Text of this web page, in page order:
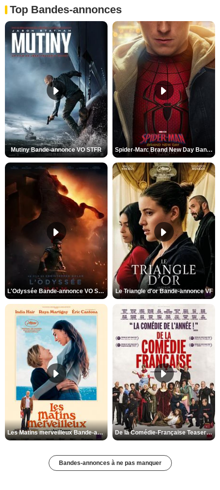
Top Bandes-annonces
Mutiny Bande-annonce VO STFR Spider-Man: Brand New Day Bande-annonce VO STFR
L'Odyssée Bande-annonce VO STFR Le Triangle d'or Bande-annonce VF
Les Matins merveilleux Bande-annonce VF De la Comédie-Française Teaser VF
Bandes-annonces à ne pas manquer